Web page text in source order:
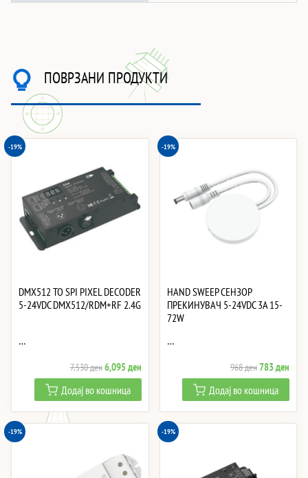
ПОВРЗАНИ ПРОДУКТИ
-19%
DMX512 TO SPI PIXEL DECODER
5-24VDC DMX512/RDM+RF 2.4G
…
7,530денOriginal
price
was:
7,530 ден.
6,095денCurrent
price
is:
6,095 ден.
Додај во кошница
-19%
HAND SWEEP СЕНЗОР
ПРЕКИНУВАЧ 5-24VDC 3A 15-
72W
…
968денOriginal
price
was:
968 ден.
783ден
price
is:
783
Додај во кошница
-19% -19%